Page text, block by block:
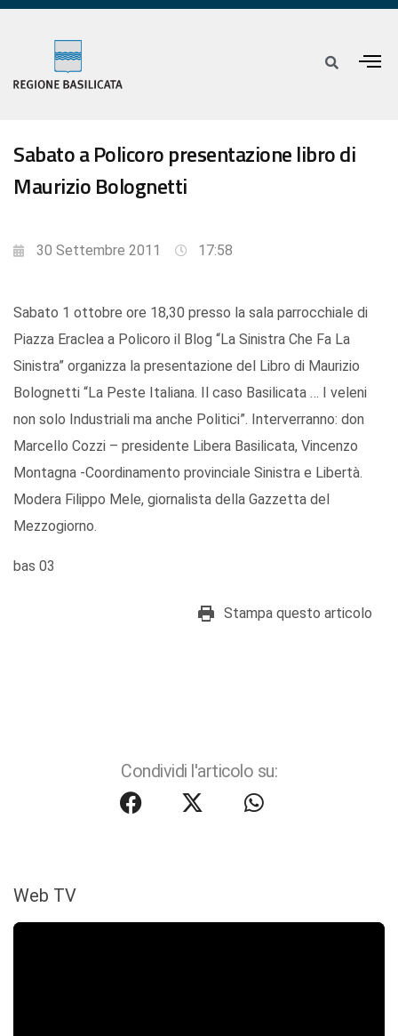
Sabato a Policoro presentazione libro di
Maurizio Bolognetti
30 Settembre 2011 17:58
Sabato 1 ottobre ore 18,30 presso la sala parrocchiale di
Piazza Eraclea a Policoro il Blog “La Sinistra Che Fa La
Sinistra” organizza la presentazione del Libro di Maurizio
Bolognetti “La Peste Italiana. Il caso Basilicata … I veleni
non solo Industriali ma anche Politici”. Interverranno: don
Marcello Cozzi – presidente Libera Basilicata, Vincenzo
Montagna -Coordinamento provinciale Sinistra e Libertà.
Modera Filippo Mele, giornalista della Gazzetta del
Mezzogiorno.
bas 03
Stampa questo articolo
Condividi l'articolo su:
Web TV